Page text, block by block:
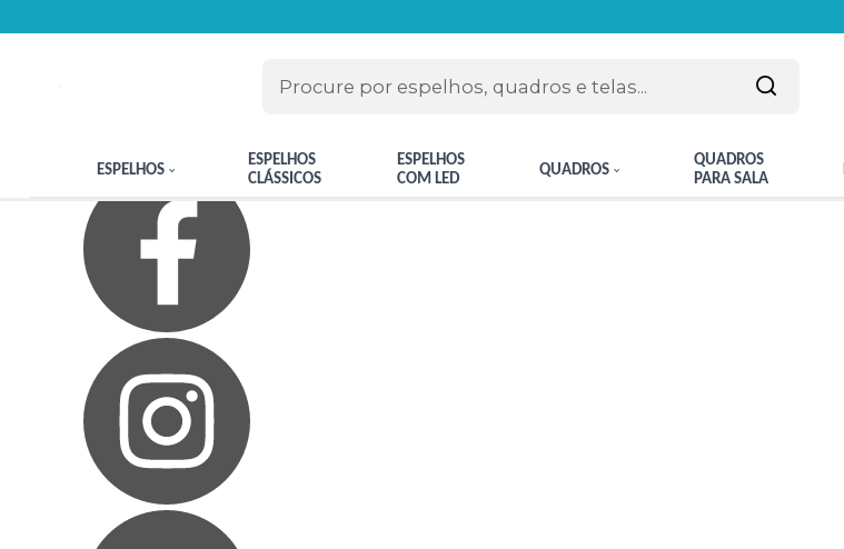
ESPELHOS
ESPELHOS
CLÁSSICOS
ESPELHOS
COM LED
QUADROS
QUADROS
PARA SALA